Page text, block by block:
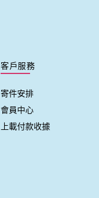
客戶服務
寄件安排
會員中心
上載付款收據